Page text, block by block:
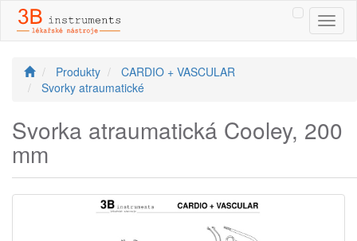
Produkty
CARDIO + VASCULAR
Svorky atraumatické
Svorka atraumatická Cooley, 200
mm